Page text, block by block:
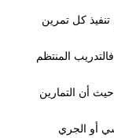
كل تمرين
المنتظم
أن التمارين
أو الجري